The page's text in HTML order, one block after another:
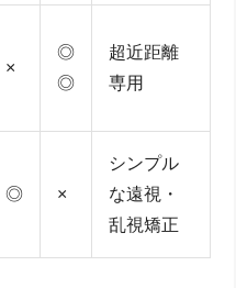
×
◎
◎
超近距離
専用
◎ ×
シンプル
な遠視・
乱視矯正